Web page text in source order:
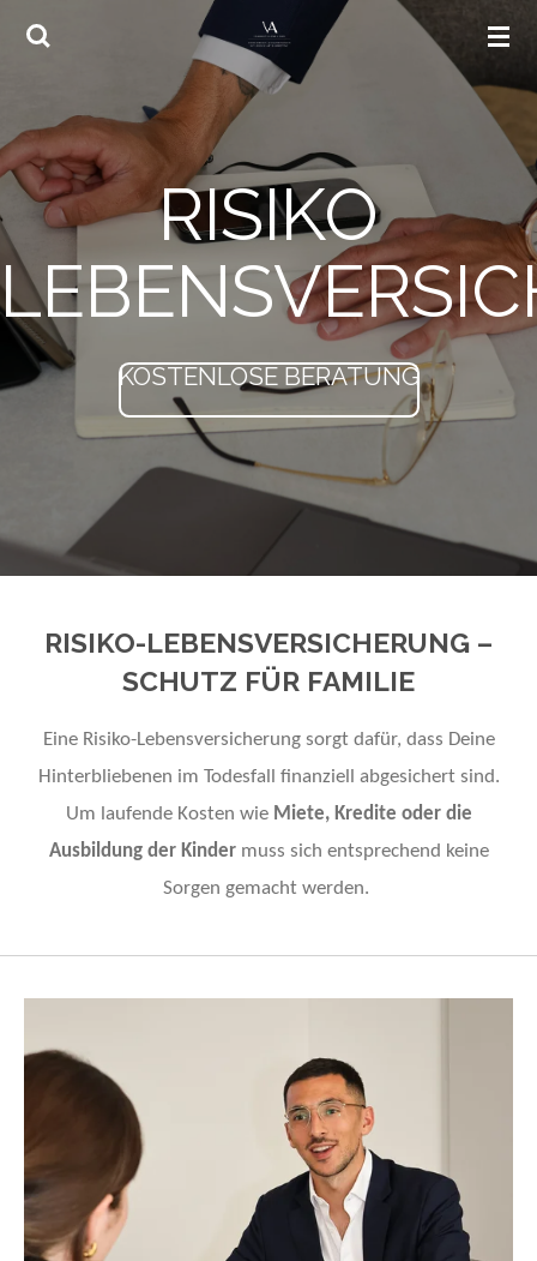
Zum
RISIKO
KOSTENLOSE BERATUNG
RISIKO-LEBENSVERSICHERUNG –
SCHUTZ FÜR FAMILIE
Eine Risiko-Lebensversicherungsorgt dafür, dass Deine
Hinterbliebenen im Todesfall finanziell abgesichert sind.
Um laufende Kosten wie Miete, Kredite oder die
Ausbildung der Kindermuss sich entsprechend keine
Sorgen gemacht werden.